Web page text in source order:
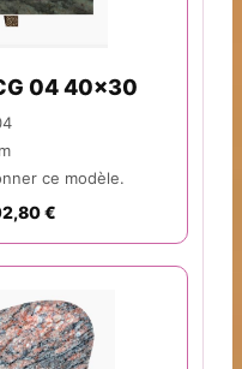
04 40x30
ce modèle.
€